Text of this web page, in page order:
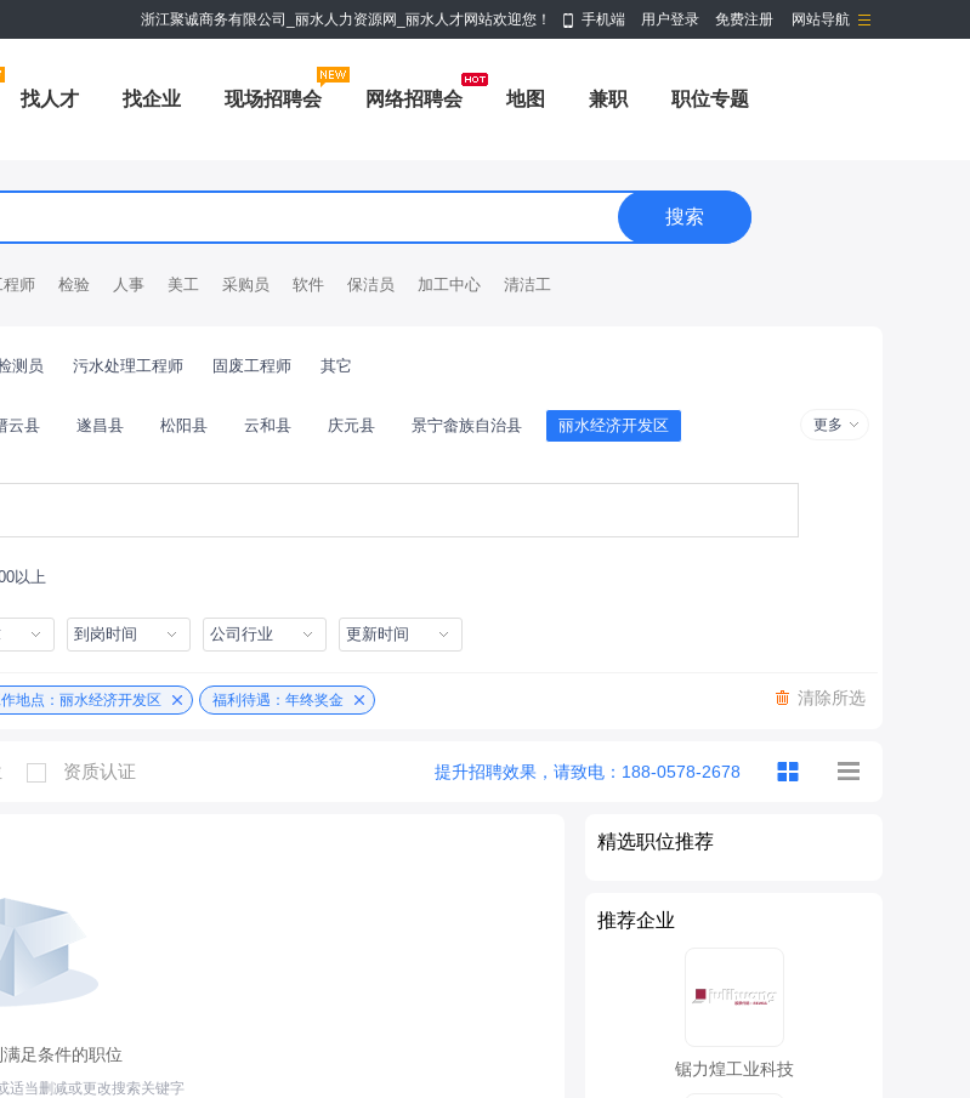
网站导航
浙江聚诚商务有限公司_丽水人力资源网_丽水人才网站欢迎您！ 手机端 用户登录 免费注册
找人才 找企业 现场招聘会 网络招聘会 地图 兼职 职位专题
程师 检验 人事 美工 采购员 软件 保洁员 加工中心 清洁工
测员 污水处理工程师 固废工程师 其它
云县 遂昌县 松阳县 云和县 庆元县 景宁畲族自治县 丽水经济开发区 更多
以上
到岗时间 公司行业 更新时间
清除所选
地点：丽水经济开发区 福利待遇：年终奖金
资质认证 提升招聘效果，请致电：188-0578-2678
足条件的职位
适当删减或更改搜索关键字
精选职位推荐
推荐企业
锯力煌工业科技